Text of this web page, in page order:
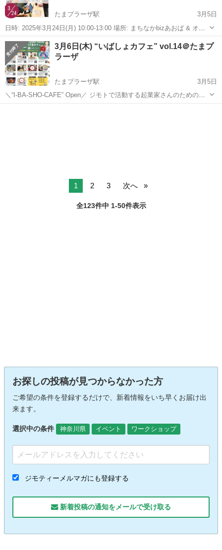
たまプラーザ駅
3月5日
日時: 2025年3月24日(月) 10:00-13:00 場所: まちなかbizあおば & オン
ライン(ZOOM) 住所: 横浜市青葉区美しが丘1-13-10-107 ▼参加費 一般
(非会員): 11,000円...
神奈川 横浜市 たまプラーザ駅 ビジネス
3月6日(木) “いばしょカフェ” vol.14＠たまプ
ラーザ
たまプラーザ駅
3月5日
＼“I-BA-SHO-CAFE” Open／ ジモトで活動する起業家さんのための学
びと交流イベント “いばしょカフェ”vol.14 “いばしょカフェ”たまプラー
1 2 3 次へ
全123件中 1-50件表示
お探しの投稿が見つからなかった方
ご希望の条件を登録するだけで、新着情報をいち早くお届け出
来ます。
選択中の条件 神奈川県 イベント ワークショップ
ジモティーメルマガにも登録する
新着投稿の通知をメールで受け取る